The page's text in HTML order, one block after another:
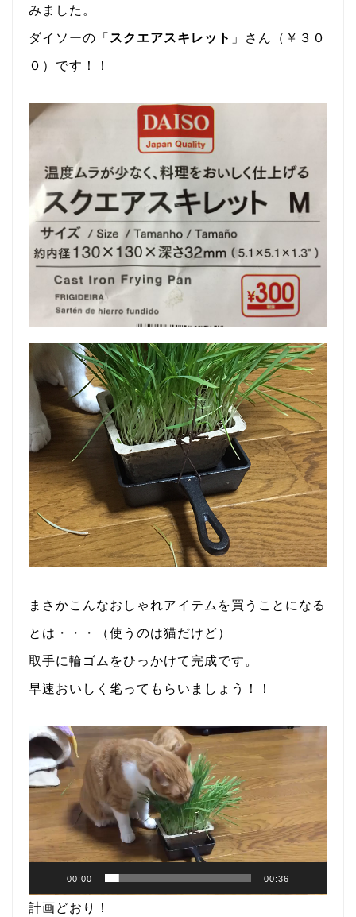
みました。
ダイソーの「 スクエアスキレット 」さん（￥３０
０）です！！
まさかこんなおしゃれアイテムを買うことになる
とは・・・（使うのは猫だけど）
取手に輪ゴムをひっかけて完成です。
早速おいしく毟ってもらいましょう！！
Video
Player
00:00 00:36
計画どおり！